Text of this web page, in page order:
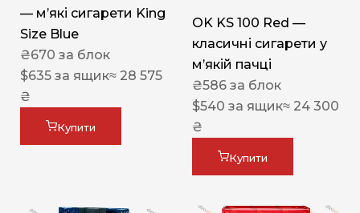
— м’які сигарети King
Size Blue
₴670 за блок
$635 за ящик≈ 28 575
₴
Купити
OK KS 100 Red —
класичні сигарети у
м’якій пачці
₴586 за блок
$540 за ящик≈ 24 300
₴
Купити